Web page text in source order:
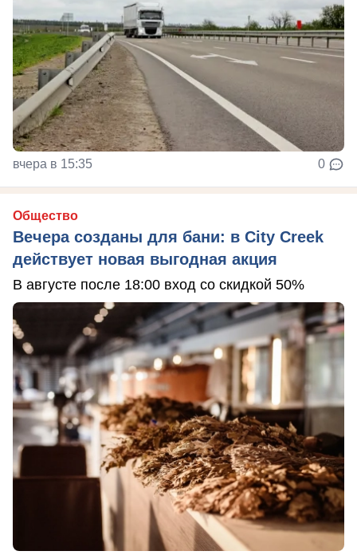
вчера в 15:35 0
Общество
Вечера созданы для бани: в City Creek
действует новая выгодная акция
В августе после 18:00 вход со скидкой 50%